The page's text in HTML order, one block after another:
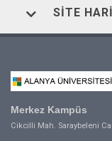
SITE
Merkez Kampüs
Cikcilli Mah. Saraybeleni